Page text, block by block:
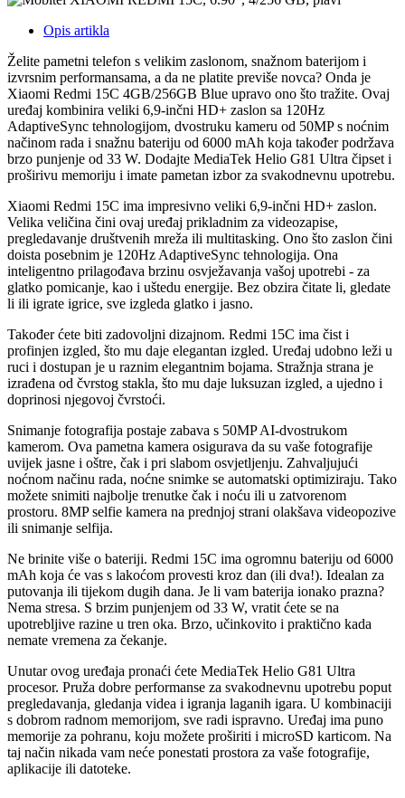
Opis artikla
Želite pametni telefon s velikim zaslonom, snažnom baterijom i
izvrsnim performansama, a da ne platite previše novca? Onda je
Xiaomi Redmi 15C 4GB/256GB Blue upravo ono što tražite. Ovaj
uređaj kombinira veliki 6,9-inčni HD+ zaslon sa 120Hz
AdaptiveSync tehnologijom, dvostruku kameru od 50MP s noćnim
načinom rada i snažnu bateriju od 6000 mAh koja također podržava
brzo punjenje od 33 W. Dodajte MediaTek Helio G81 Ultra čipset i
proširivu memoriju i imate pametan izbor za svakodnevnu upotrebu.
Xiaomi Redmi 15C ima impresivno veliki 6,9-inčni HD+ zaslon.
Velika veličina čini ovaj uređaj prikladnim za videozapise,
pregledavanje društvenih mreža ili multitasking. Ono što zaslon čini
doista posebnim je 120Hz AdaptiveSync tehnologija. Ona
inteligentno prilagođava brzinu osvježavanja vašoj upotrebi - za
glatko pomicanje, kao i uštedu energije. Bez obzira čitate li, gledate
li ili igrate igrice, sve izgleda glatko i jasno.
Također ćete biti zadovoljni dizajnom. Redmi 15C ima čist i
profinjen izgled, što mu daje elegantan izgled. Uređaj udobno leži u
ruci i dostupan je u raznim elegantnim bojama. Stražnja strana je
izrađena od čvrstog stakla, što mu daje luksuzan izgled, a ujedno i
doprinosi njegovoj čvrstoći.
Snimanje fotografija postaje zabava s 50MP AI-dvostrukom
kamerom. Ova pametna kamera osigurava da su vaše fotografije
uvijek jasne i oštre, čak i pri slabom osvjetljenju. Zahvaljujući
noćnom načinu rada, noćne snimke se automatski optimiziraju. Tako
možete snimiti najbolje trenutke čak i noću ili u zatvorenom
prostoru. 8MP selfie kamera na prednjoj strani olakšava videopozive
ili snimanje selfija.
Ne brinite više o bateriji. Redmi 15C ima ogromnu bateriju od 6000
mAh koja će vas s lakoćom provesti kroz dan (ili dva!). Idealan za
putovanja ili tijekom dugih dana. Je li vam baterija ionako prazna?
Nema stresa. S brzim punjenjem od 33 W, vratit ćete se na
upotrebljive razine u tren oka. Brzo, učinkovito i praktično kada
nemate vremena za čekanje.
Unutar ovog uređaja pronaći ćete MediaTek Helio G81 Ultra
procesor. Pruža dobre performanse za svakodnevnu upotrebu poput
pregledavanja, gledanja videa i igranja laganih igara. U kombinaciji
s dobrom radnom memorijom, sve radi ispravno. Uređaj ima puno
memorije za pohranu, koju možete proširiti i microSD karticom. Na
taj način nikada vam neće ponestati prostora za vaše fotografije,
aplikacije ili datoteke.